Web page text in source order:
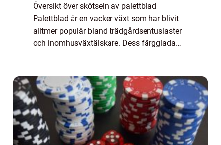
Översikt över skötseln av palettblad
Palettblad är en vacker växt som har blivit
alltmer populär bland trädgårdsentusiaster
och inomhusväxtälskare. Dess färgglada